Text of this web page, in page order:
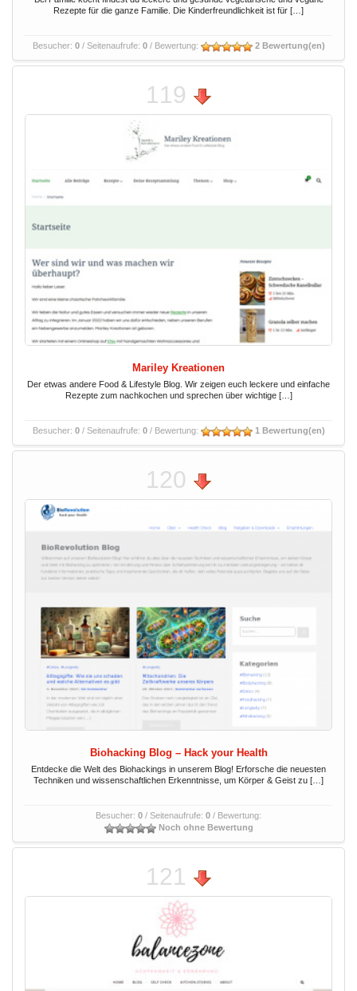
Rezepte für die ganze Familie. Die Kinderfreundlichkeit ist für […]
Besucher: 0/ Seitenaufrufe: 0/ Bewertung: 2 Bewertung(en)
119
Mariley Kreationen
Der etwas andere Food & Lifestyle Blog. Wir zeigen euch leckere und einfache
Rezepte zum nachkochen und sprechen über wichtige […]
Besucher: 0/ Seitenaufrufe: 0/ Bewertung: 1 Bewertung(en)
120
Biohacking Blog – Hack your Health
Entdecke die Welt des Biohackings in unserem Blog! Erforsche die neuesten
Techniken und wissenschaftlichen Erkenntnisse, um Körper & Geist zu […]
Besucher: 0 / Seitenaufrufe: 0 / Bewertung:
Noch ohne Bewertung
121